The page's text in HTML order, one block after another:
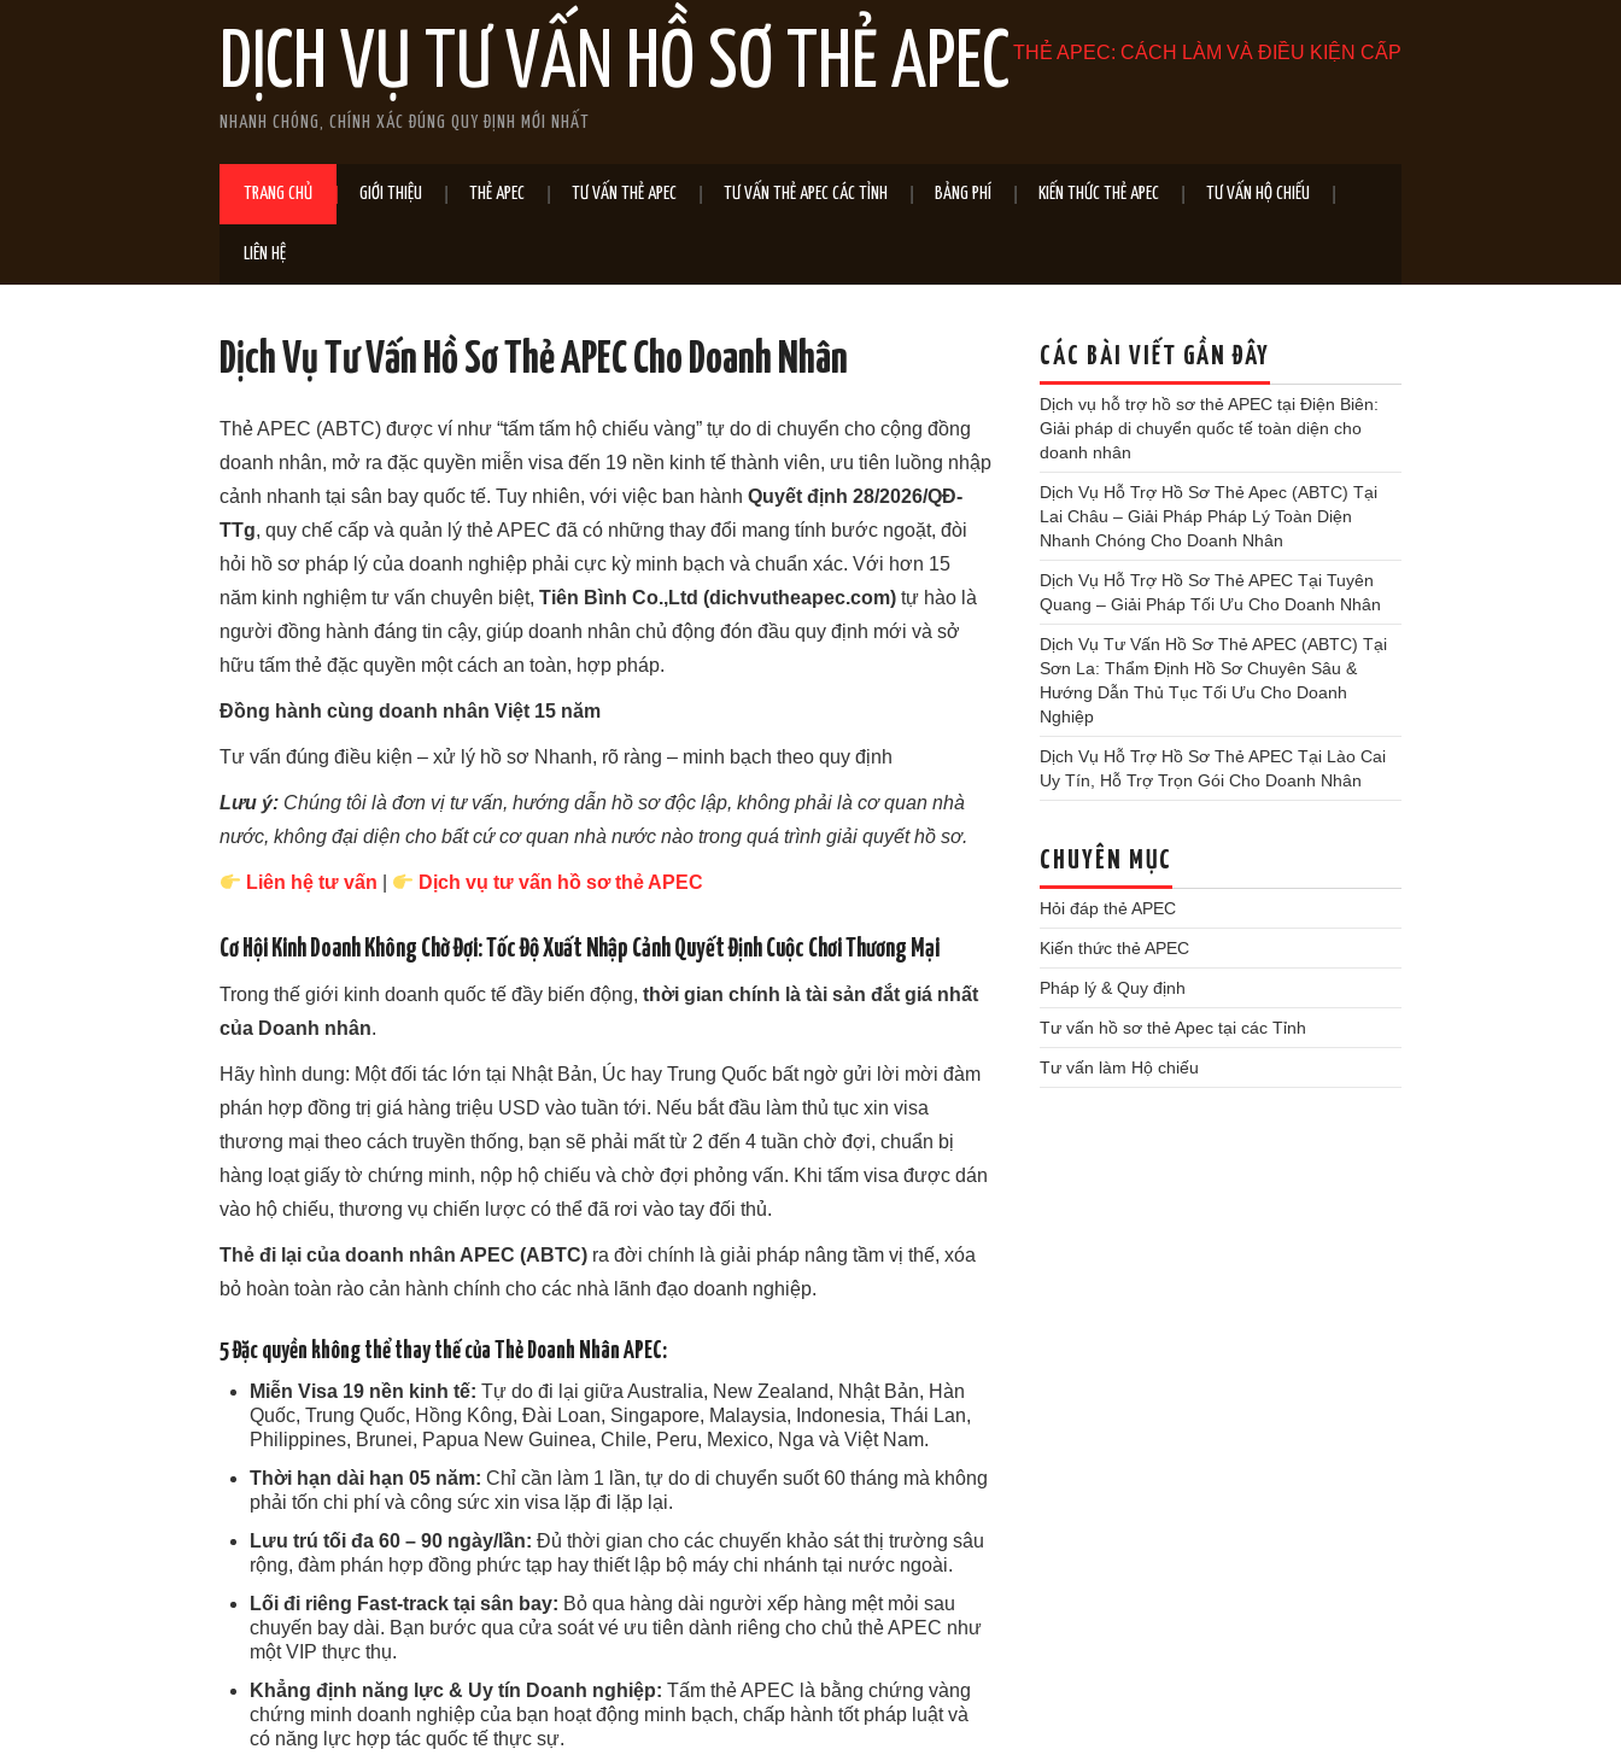
DỊCH VỤ TƯ VẤN HỒ SƠ THẺ APEC
NHANH CHÓNG, CHÍNH XÁC ĐÚNG QUY ĐỊNH MỚI NHẤT
THẺ APEC: CÁCH LÀM VÀ ĐIỀU KIỆN CẤP
TRANG CHỦ GIỚI THIỆU THẺ APEC TƯ VẤN THẺ APEC TƯ VẤN THẺ APEC CÁC TỈNH BẢNG PHÍ KIẾN THỨC THẺ APEC TƯ VẤN HỘ CHIẾU
LIÊN HỆ
Dịch Vụ Tư Vấn Hồ Sơ Thẻ APEC Cho Doanh Nhân
Thẻ APEC (ABTC) được ví như “tấm tấm hộ chiếu vàng” tự do di chuyển cho cộng đồng
doanh nhân, mở ra đặc quyền miễn visa đến 19 nền kinh tế thành viên, ưu tiên luồng nhập
cảnh nhanh tại sân bay quốc tế. Tuy nhiên, với việc ban hành Quyết định 28/2026/QĐ-
TTg, quy chế cấp và quản lý thẻ APEC đã có những thay đổi mang tính bước ngoặt, đòi
hỏi hồ sơ pháp lý của doanh nghiệp phải cực kỳ minh bạch và chuẩn xác. Với hơn 15
năm kinh nghiệm tư vấn chuyên biệt, Tiên Bình Co.,Ltd (dichvutheapec.com) tự hào là
người đồng hành đáng tin cậy, giúp doanh nhân chủ động đón đầu quy định mới và sở
hữu tấm thẻ đặc quyền một cách an toàn, hợp pháp.
Đồng hành cùng doanh nhân Việt 15 năm
Tư vấn đúng điều kiện – xử lý hồ sơ Nhanh, rõ ràng – minh bạch theo quy định
Lưu ý: Chúng tôi là đơn vị tư vấn, hướng dẫn hồ sơ độc lập, không phải là cơ quan nhà
nước, không đại diện cho bất cứ cơ quan nhà nước nào trong quá trình giải quyết hồ sơ.
Liên hệ tư vấn Dịch vụ tư vấn hồ sơ thẻ APEC
Cơ Hội Kinh Doanh Không Chờ Đợi: Tốc Độ Xuất Nhập Cảnh Quyết Định Cuộc Chơi Thương Mại
Trong thế giới kinh doanh quốc tế đầy biến động, thời gian chính là tài sản đắt giá nhất
của Doanh nhân.
Hãy hình dung: Một đối tác lớn tại Nhật Bản, Úc hay Trung Quốc bất ngờ gửi lời mời đàm
phán hợp đồng trị giá hàng triệu USD vào tuần tới. Nếu bắt đầu làm thủ tục xin visa
thương mại theo cách truyền thống, bạn sẽ phải mất từ 2 đến 4 tuần chờ đợi, chuẩn bị
hàng loạt giấy tờ chứng minh, nộp hộ chiếu và chờ đợi phỏng vấn. Khi tấm visa được dán
vào hộ chiếu, thương vụ chiến lược có thể đã rơi vào tay đối thủ.
Thẻ đi lại của doanh nhân APEC (ABTC) ra đời chính là giải pháp nâng tầm vị thế, xóa
bỏ hoàn toàn rào cản hành chính cho các nhà lãnh đạo doanh nghiệp.
5 Đặc quyền không thể thay thế của Thẻ Doanh Nhân APEC:
Miễn Visa 19 nền kinh tế: Tự do đi lại giữa Australia, New Zealand, Nhật Bản, Hàn
Quốc, Trung Quốc, Hồng Kông, Đài Loan, Singapore, Malaysia, Indonesia, Thái Lan,
Philippines, Brunei, Papua New Guinea, Chile, Peru, Mexico, Nga và Việt Nam.
Thời hạn dài hạn 05 năm: Chỉ cần làm 1 lần, tự do di chuyển suốt 60 tháng mà không
phải tốn chi phí và công sức xin visa lặp đi lặp lại.
Lưu trú tối đa 60 – 90 ngày/lần: Đủ thời gian cho các chuyến khảo sát thị trường sâu
rộng, đàm phán hợp đồng phức tạp hay thiết lập bộ máy chi nhánh tại nước ngoài.
Lối đi riêng Fast-track tại sân bay: Bỏ qua hàng dài người xếp hàng mệt mỏi sau
chuyến bay dài. Bạn bước qua cửa soát vé ưu tiên dành riêng cho chủ thẻ APEC như
một VIP thực thụ.
Khẳng định năng lực & Uy tín Doanh nghiệp: Tấm thẻ APEC là bằng chứng vàng
chứng minh doanh nghiệp của bạn hoạt động minh bạch, chấp hành tốt pháp luật và
có năng lực hợp tác quốc tế thực sự.
CÁC BÀI VIẾT GẦN ĐÂY
Dịch vụ hỗ trợ hồ sơ thẻ APEC tại Điện Biên:
Giải pháp di chuyển quốc tế toàn diện cho
doanh nhân
Dịch Vụ Hỗ Trợ Hồ Sơ Thẻ Apec (ABTC) Tại
Lai Châu – Giải Pháp Pháp Lý Toàn Diện
Nhanh Chóng Cho Doanh Nhân
Dịch Vụ Hỗ Trợ Hồ Sơ Thẻ APEC Tại Tuyên
Quang – Giải Pháp Tối Ưu Cho Doanh Nhân
Dịch Vụ Tư Vấn Hồ Sơ Thẻ APEC (ABTC) Tại
Sơn La: Thẩm Định Hồ Sơ Chuyên Sâu &
Hướng Dẫn Thủ Tục Tối Ưu Cho Doanh
Nghiệp
Dịch Vụ Hỗ Trợ Hồ Sơ Thẻ APEC Tại Lào Cai
Uy Tín, Hỗ Trợ Trọn Gói Cho Doanh Nhân
CHUYÊN MỤC
Hỏi đáp thẻ APEC
Kiến thức thẻ APEC
Pháp lý & Quy định
Tư vấn hồ sơ thẻ Apec tại các Tỉnh
Tư vấn làm Hộ chiếu